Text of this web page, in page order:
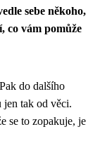
sebe někoho,
co vám pomůže
do dalšího
jen tak od věci.
se to zopakuje, je